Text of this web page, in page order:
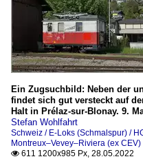
Triebzüge
(A)Beh 2/6 (Stadler
BDeh 2/4 / Beh 2/4
Zahnradbahnen
MVR (ex MTGN -
Zahnradtriebwagen
Ein Zugsuchbild: Neben der
findet sich gut versteckt auf
Halt in Prélaz-sur-Blonay. 9.
Stefan Wohlfahrt
Schweiz / E-Loks (Schmalspur) /
Montreux–Vevey–Riviera (ex CEV)
 611 1200x985 Px, 28.05.2022